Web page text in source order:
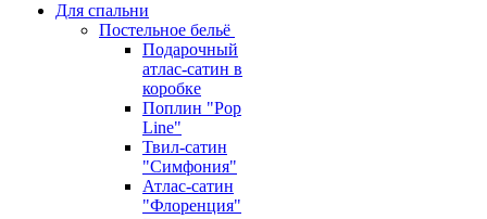
Для спальни
Постельное бельё
Подарочный
атлас-сатин в
коробке
Поплин "Pop
Line"
Твил-сатин
"Симфония"
Атлас-сатин
"Флоренция"